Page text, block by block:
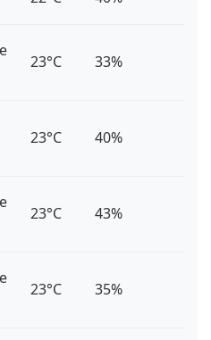
23°C 33%
23°C 40%
23°C 43%
23°C 35%